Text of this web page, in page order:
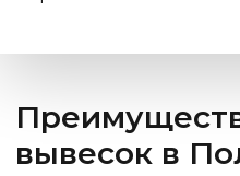
вывесок в